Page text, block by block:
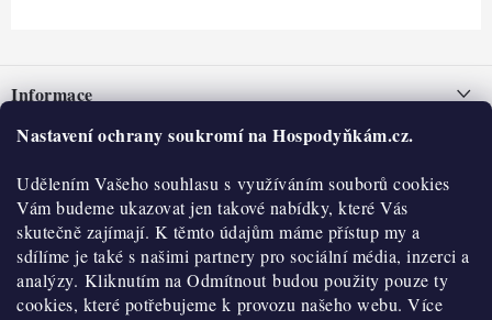
Nastavení ochrany soukromí na Hospodyňkám.cz.
Udělením Vašeho souhlasu s využíváním souborů cookies
Vám budeme ukazovat jen takové nabídky, které Vás
skutečně zajímají. K těmto údajům máme přístup my a
sdílíme je také s našimi partnery pro sociální média, inzerci a
analýzy. Kliknutím na Odmítnout budou použity pouze ty
cookies, které potřebujeme k provozu našeho webu. Více
pInformace
Nepřevzetí zásilky na dobírku
Obchodní podmínky
Hodnocení obchodu
Blog
Moje objednávka
O nás
Historie
Kontakty
O nákupu
Reklamace a vratky
Výdejní místa